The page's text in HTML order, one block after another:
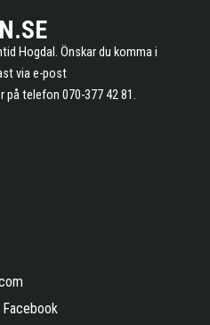
Hogdal. Önskar du komma i
via e-post
på telefon 070-377 42 81.
Facebook